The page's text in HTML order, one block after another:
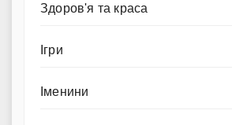
Здоров'я та краса
Ігри
Іменини